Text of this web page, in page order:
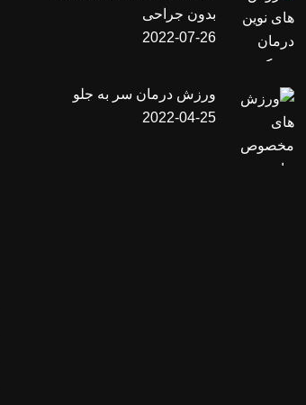
بدون جراحی
2022-07-26
ورزش درمان سر به جلو
2022-04-25